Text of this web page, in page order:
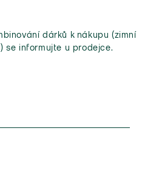
dárků k nákupu (zimní
se informujte u prodejce.